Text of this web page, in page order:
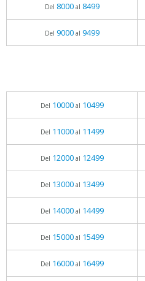
Del 8000al 8499
Del 9000al 9499
Del 10000al 10499
Del 11000al 11499
Del 12000al 12499
Del 13000al 13499
Del 14000al 14499
Del 15000al 15499
Del 16000al 16499